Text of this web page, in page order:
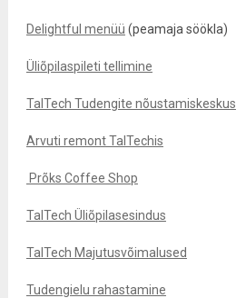
Delightful menüü (peamaja söökla)
Üliõpilaspileti tellimine
TalTech Tudengite nõustamiskeskus
Arvuti remont TalTechis
Prõks Coffee Shop
TalTech Üliõpilasesindus
TalTech Majutusvõimalused
Tudengielu rahastamine